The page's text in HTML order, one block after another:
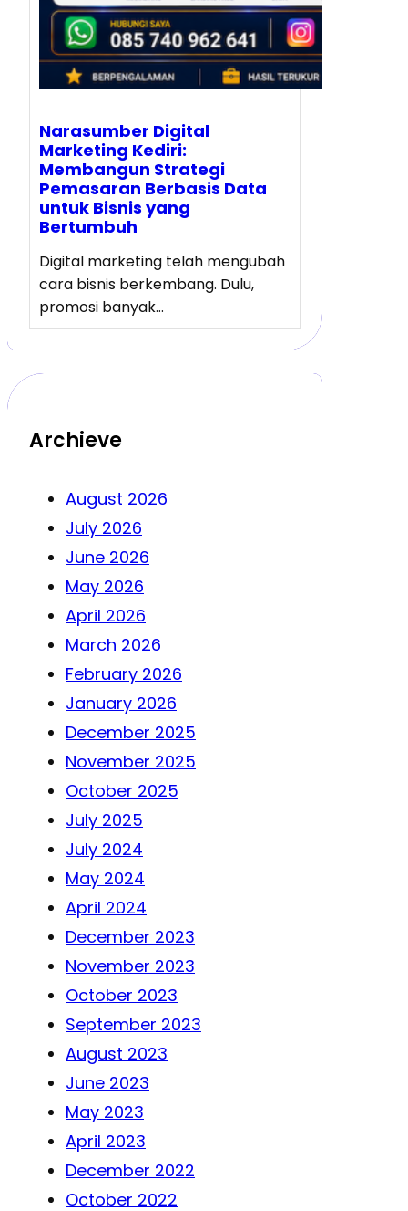
Narasumber Digital
Marketing Kediri:
Membangun Strategi
Pemasaran Berbasis Data
untuk Bisnis yang
Bertumbuh
Digital marketing telah mengubah
cara bisnis berkembang. Dulu,
promosi banyak…
Archieve
August 2026
July 2026
June 2026
May 2026
April 2026
March 2026
February 2026
January 2026
December 2025
November 2025
October 2025
July 2025
July 2024
May 2024
April 2024
December 2023
November 2023
October 2023
September 2023
August 2023
June 2023
May 2023
April 2023
December 2022
October 2022